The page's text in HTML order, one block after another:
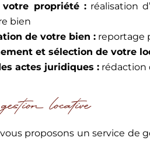
votre propriété :réalisation
bien
de votre bien : reportage
et sélection de votre
actes juridiques : rédaction
locative
proposons un service de